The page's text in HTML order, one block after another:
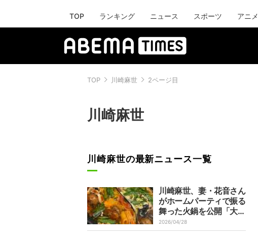
TOP ランキング ニュース スポーツ アニメ
TOP 川崎麻世 2ページ目
川崎麻世
川崎麻世の最新ニュース一覧
川崎麻世、妻・花音さん
がホームパーティで振る
舞った火鍋を公開「大満
足でした」
2026/04/28